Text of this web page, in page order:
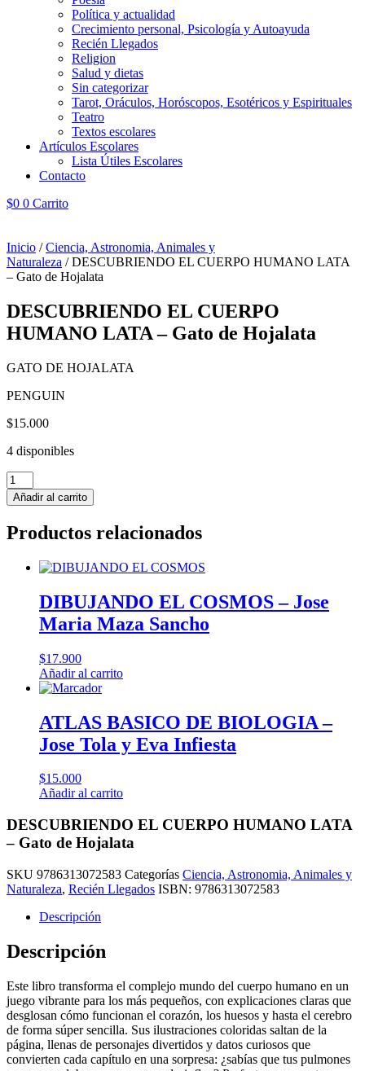
Política y actualidad
Crecimiento personal, Psicología y Autoayuda
Recién Llegados
Religion
Salud y dietas
Sin categorizar
Tarot, Oráculos, Horóscopos, Esotéricos y Espirituales
Teatro
Textos escolares
Artículos Escolares
Lista Útiles Escolares
Contacto
$0 0 Carrito
Inicio /Ciencia, Astronomia, Animales y
Naturaleza / DESCUBRIENDO EL CUERPO HUMANO LATA
– Gato de Hojalata
DESCUBRIENDO EL CUERPO
HUMANO LATA – Gato de Hojalata
GATO DE HOJALATA
PENGUIN
$15.000
4 disponibles
DESCUBRIENDO
EL
CUERPO
LATA
Gato
Hojalata
cantidad
Añadir al carrito
Productos relacionados
DIBUJANDO EL COSMOS – Jose
Maria Maza Sancho
$17.900
Añadir al carrito
ATLAS BASICO DE BIOLOGIA –
Jose Tola y Eva Infiesta
$15.000
Añadir al carrito
DESCUBRIENDO EL CUERPO HUMANO LATA
– Gato de Hojalata
SKU 9786313072583 Categorías Ciencia, Astronomia, Animales y
Naturaleza, Recién Llegados ISBN: 9786313072583
Descripción
Descripción
Este libro transforma el complejo mundo del cuerpo humano en un
juego vibrante para los más pequeños, con explicaciones claras que
desglosan cómo funcionan el corazón, los huesos y hasta el cerebro
de forma súper sencilla. Sus ilustraciones coloridas saltan de la
página, llenas de personajes divertidos y datos curiosos que
convierten cada capítulo en una sorpresa: ¿sabías que tus pulmones